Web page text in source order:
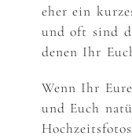
eher ein
und oft sind
denen Ihr
Wenn Ihr
und Euch